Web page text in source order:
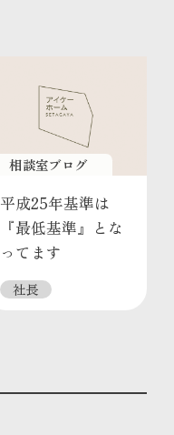
相談室ブログ
平成25年基準は
『最低基準』とな
ってます
社長